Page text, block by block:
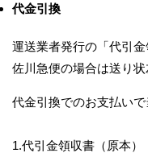
代金引換
運送業者発行の「代引
佐川急便の場合は送り
代金引換でのお支払い
1.代引金領収書（原本）